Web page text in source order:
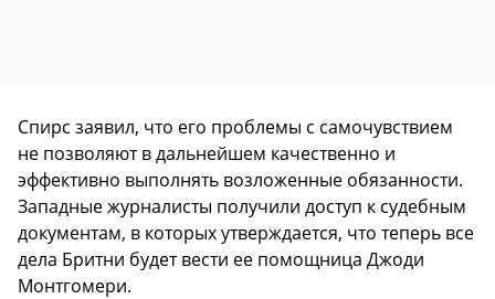
Спирс заявил, что его проблемы с самочувствием
не позволяют в дальнейшем качественно и
эффективно выполнять возложенные обязанности.
Западные журналисты получили доступ к судебным
документам, в которых утверждается, что теперь все
дела Бритни будет вести ее помощница Джоди
Монтгомери.